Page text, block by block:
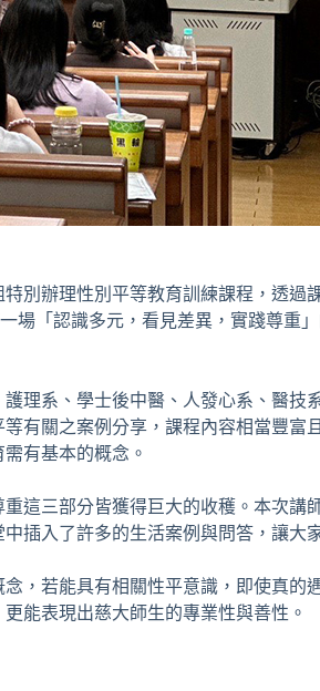
別辦理性別平等教育訓練課程，透過
場「認識多元，看見差異，實踐尊重
理系、學士後中醫、人發心系、醫
有關之案例分享，課程內容相當豐
有基本的概念。
這三部分皆獲得巨大的收穫。本次
插入了許多的生活案例與問答，讓大
，若能具有相關性平意識，即使真
能表現出慈大師生的專業性與善性。